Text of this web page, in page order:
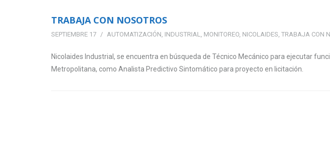
TRABAJA CON NOSOTROS
SEPTIEMBRE 17 AUTOMATIZACIÓN, INDUSTRIAL, MONITOREO, NICOLAIDES, TRABAJA CON
Nicolaides Industrial, se encuentra en búsqueda de Técnico Mecánico para ejecutar
Metropolitana, como Analista Predictivo Sintomático para proyecto en licitación.